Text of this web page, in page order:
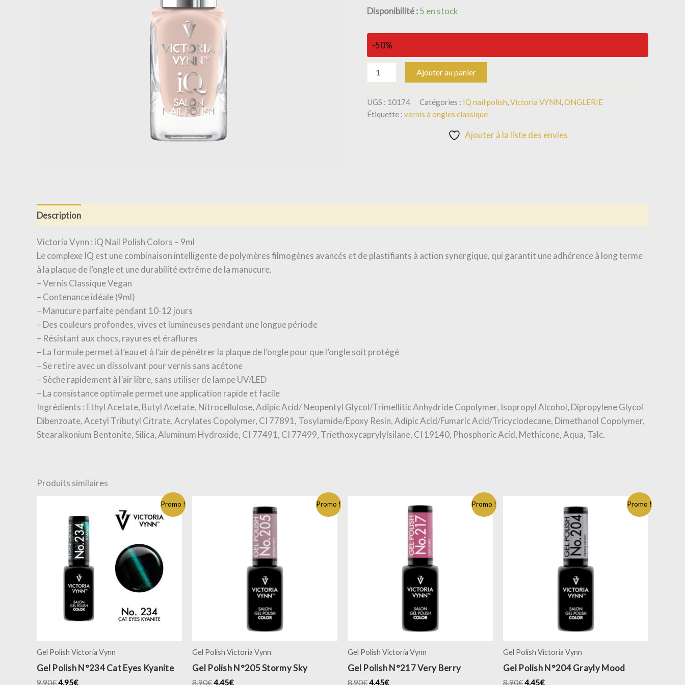
Disponibilité :5 en stock
-50%
Ajouter au panier
UGS : 10174 Catégories : IQ nail polish,Victoria VYNN,ONGLERIE
Étiquette : vernis à ongles classique
Ajouter à la liste des envies
Description
Victoria Vynn : iQ Nail Polish Colors – 9ml
Le complexe IQ est une combinaison intelligente de polymères filmogènes avancés et de plastifiants à action synergique, qui garantit une adhérence à long terme
à la plaque de l’ongle et une durabilité extrême de la manucure.
– Vernis Classique Vegan
– Contenance idéale (9ml)
– Manucure parfaite pendant 10-12 jours
– Des couleurs profondes, vives et lumineuses pendant une longue période
– Résistant aux chocs, rayures et éraflures
– La formule permet à l’eau et à l’air de pénétrer la plaque de l’ongle pour que l’ongle soit protégé
– Se retire avec un dissolvant pour vernis sans acétone
– Sèche rapidement à l’air libre, sans utiliser de lampe UV/LED
– La consistance optimale permet une application rapide et facile
Ingrédients : Ethyl Acetate, Butyl Acetate, Nitrocellulose, Adipic Acid/ Neopentyl Glycol/Trimellitic Anhydride Copolymer, Isopropyl Alcohol, Dipropylene Glycol
Dibenzoate, Acetyl Tributyl Citrate, Acrylates Copolymer, CI 77891, Tosylamide/Epoxy Resin, Adipic Acid/Fumaric Acid/Tricyclodecane, Dimethanol Copolymer,
Stearalkonium Bentonite, Silica, Aluminum Hydroxide, CI 77491, CI 77499, Triethoxycaprylylsilane, CI 19140, Phosphoric Acid, Methicone, Aqua, Talc.
Produits similaires
Promo !
Gel Polish Victoria Vynn
Gel Polish N°234 Cat Eyes Kyanite
9.90€4.95€
Promo !
Gel Polish Victoria Vynn
Gel Polish N°205 Stormy Sky
8.90€4.45€
Promo !
Gel Polish Victoria Vynn
Gel Polish N°217 Very Berry
8.90€4.45€
Promo !
Gel Polish Victoria Vynn
Gel Polish N°204 Grayly Mood
8.90€4.45€